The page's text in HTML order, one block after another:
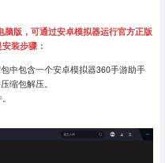
版，可通过安卓模拟器运行官方正版
装步骤：
中包含一个安卓模拟器360手游助手
缩包解压。